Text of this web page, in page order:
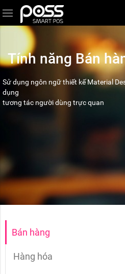
Tính năng Bán
Sử dụng ngôn ngữ thiết kế Material
dụng
tương tác người dùng trực quan
Bán hàng
Hàng hóa